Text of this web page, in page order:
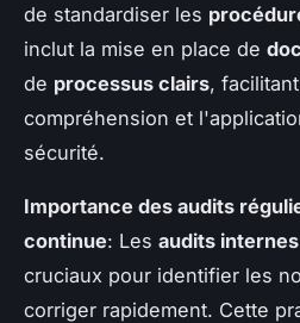
de standardiser les
inclut la mise en place de
de processus clairs,
compréhension et
sécurité.
Importance des audits
continue: Les audits
cruciaux pour identifier les
corriger rapidement. Cette